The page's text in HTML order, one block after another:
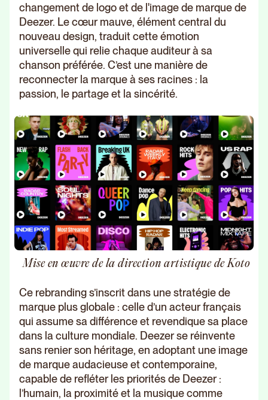
changement de logo et de l'image de marque de
Deezer. Le cœur mauve, élément central du
nouveau design, traduit cette émotion
universelle qui relie chaque auditeur à sa
chanson préférée. C’est une manière de
reconnecter la marque à ses racines : la
passion, le partage et la sincérité.
Mise en œuvre de la direction artistique de Koto
Ce rebranding s’inscrit dans une stratégie de
marque plus globale : celle d’un acteur français
qui assume sa différence et revendique sa place
dans la culture mondiale. Deezer se réinvente
sans renier son héritage, en adoptant une image
de marque audacieuse et contemporaine,
capable de refléter les priorités de Deezer :
l’humain, la proximité et la musique comme